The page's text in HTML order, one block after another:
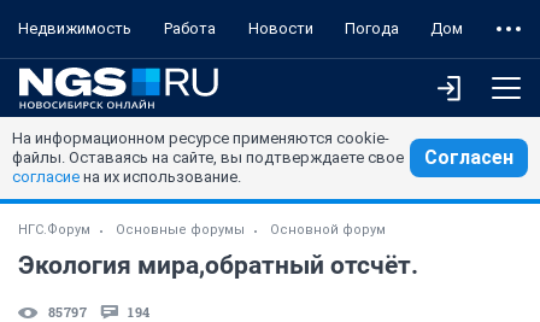
Недвижимость Работа Новости Погода Дом
На информационном ресурсе применяются cookie-
файлы. Оставаясь на сайте, вы подтверждаете свое
согласие на их использование.
Согласен
НГС.Форум Основные форумы Основной форум
Экология мира,обратный отсчёт.
85797 194